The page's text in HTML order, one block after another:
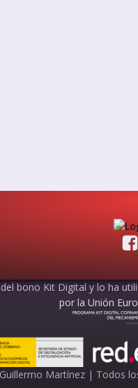
bono Kit Digital y lo ha
por la Unión
Martínez | Todos